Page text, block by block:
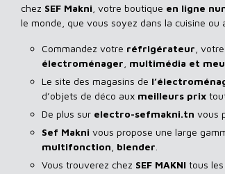
chez SEF Makni , votre boutique en ligne
le monde, que vous soyez dans la cuisine
Commandez votre réfrigérateur , votre
électroménager multimédia et
Le site des magasins de
d’objets de déco aux meilleurs prix
De plus sur electro-sefmakni.tn vous
Sef Makni vous propose une large
multifonction blender
Vous trouverez chez SEF MAKNI tous